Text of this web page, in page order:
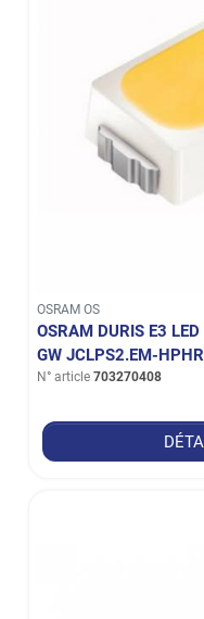
OSRAM OS
OSRAM DURIS E3
GW JCLPS2.EM-
N° article 703270408